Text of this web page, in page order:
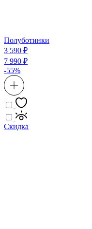
Полуботинки
3 590 ₽
7 990 ₽
-55%
Скидка